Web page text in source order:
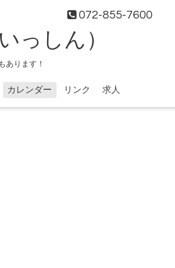
072-855-7600
っしん）
あります！
カレンダー リンク 求人